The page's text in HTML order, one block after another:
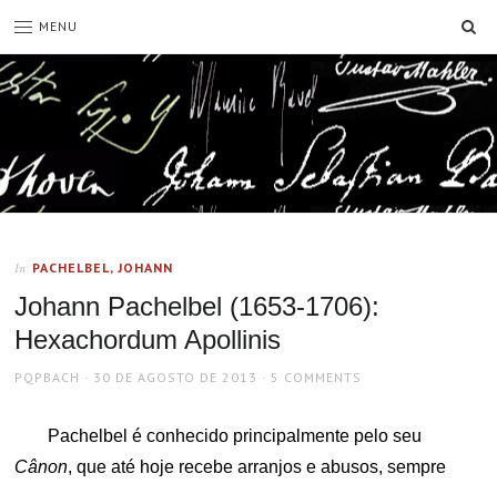
MENU
In PACHELBEL, JOHANN
Johann Pachelbel (1653-1706):
Hexachordum Apollinis
AUTHOR
PQPBACH
POSTED
30 DE AGOSTO DE 2013 5 COMMENTS
Pachelbel é conhecido principalmente pelo seu
Cânon, que até hoje recebe arranjos e abusos, sempre